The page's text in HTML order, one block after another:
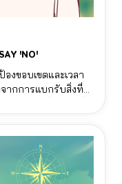
'NO'
งขอบเขตและเวลา
ากการแบกรับสิ่งที่